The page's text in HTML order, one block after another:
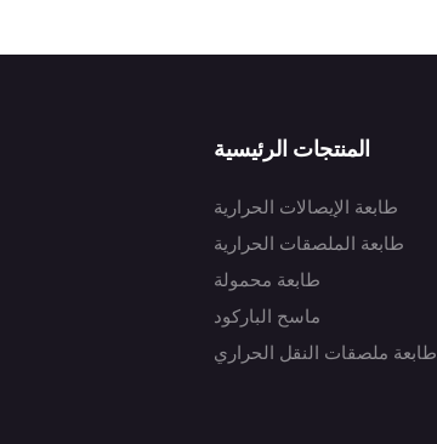
المنتجات الرئيسية
طابعة الإيصالات الحرارية
طابعة الملصقات الحرارية
طابعة محمولة
ماسح الباركود
طابعة ملصقات النقل الحراري